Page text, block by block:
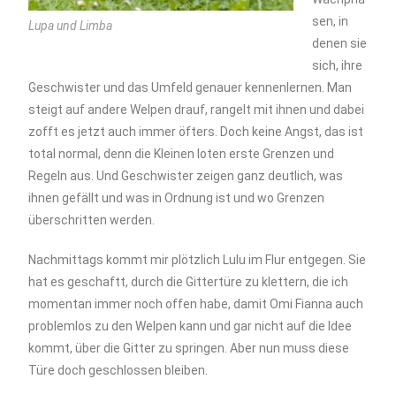
Lupa und Limba
sen, in
denen sie
sich, ihre
Geschwister und das Umfeld genauer kennenlernen. Man
steigt auf andere Welpen drauf, rangelt mit ihnen und dabei
zofft es jetzt auch immer öfters. Doch keine Angst, das ist
total normal, denn die Kleinen loten erste Grenzen und
Regeln aus. Und Geschwister zeigen ganz deutlich, was
ihnen gefällt und was in Ordnung ist und wo Grenzen
überschritten werden.
Nachmittags kommt mir plötzlich Lulu im Flur entgegen. Sie
hat es geschaftt, durch die Gittertüre zu klettern, die ich
momentan immer noch offen habe, damit Omi Fianna auch
problemlos zu den Welpen kann und gar nicht auf die Idee
kommt, über die Gitter zu springen. Aber nun muss diese
Türe doch geschlossen bleiben.